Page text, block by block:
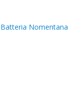
Batteria Nomentana